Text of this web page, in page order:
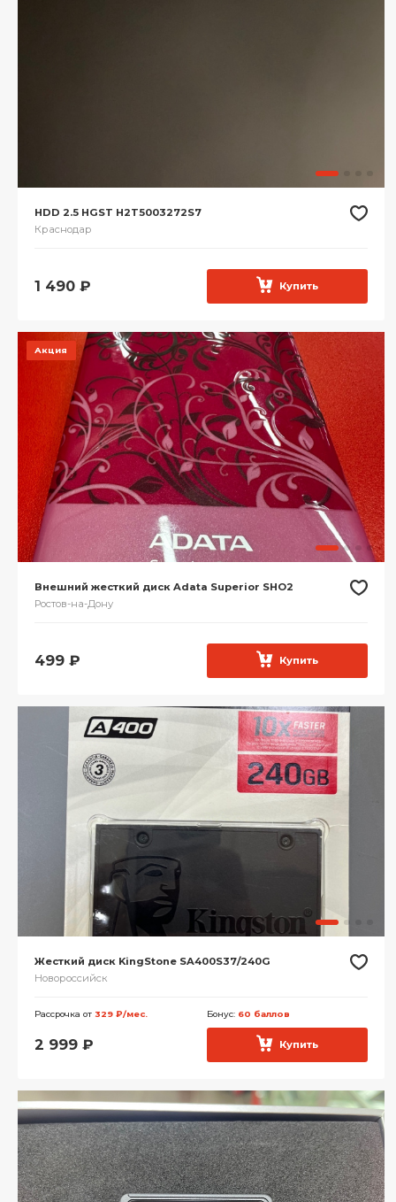
HDD 2.5 HGST H2T5003272S7
Краснодар
1 490 ₽ Купить
Акция
Внешний жесткий диск Adata Superior SHO2
Ростов-на-Дону
499 ₽ Купить
Жесткий диск KingStone SA400S37/240G
Новороссийск
Рассрочка от 329 ₽/мес. Бонус: 60 баллов
2 999 ₽ Купить